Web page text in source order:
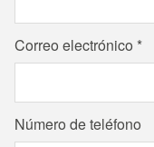
Correo electrónico
Número de teléfono